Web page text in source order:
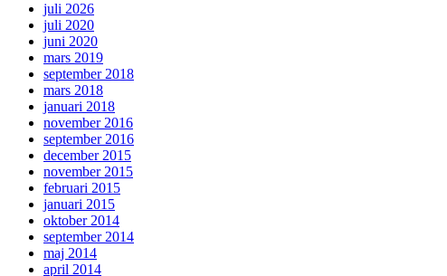
juli 2026
juli 2020
juni 2020
mars 2019
september 2018
mars 2018
januari 2018
november 2016
september 2016
december 2015
november 2015
februari 2015
januari 2015
oktober 2014
september 2014
maj 2014
april 2014